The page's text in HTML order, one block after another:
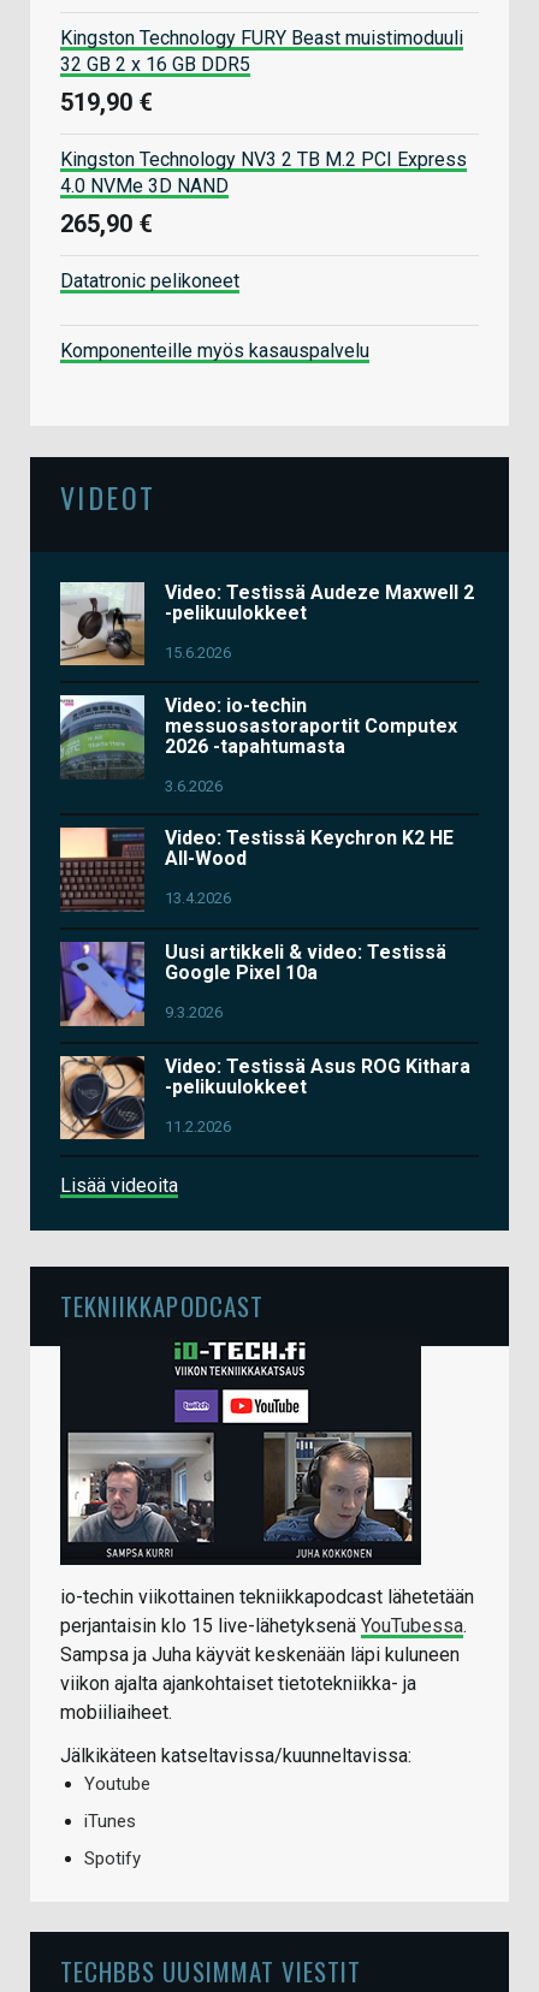
Kingston Technology FURY Beast muistimoduuli
32 GB 2 x 16 GB DDR5
519,90 €
Kingston Technology NV3 2 TB M.2 PCI Express
4.0 NVMe 3D NAND
265,90 €
Datatronic pelikoneet
Komponenteille myös kasauspalvelu
VIDEOT
Video: Testissä Audeze Maxwell 2
-pelikuulokkeet
15.6.2026
Video: io-techin
messuosastoraportit Computex
2026 -tapahtumasta
3.6.2026
Video: Testissä Keychron K2 HE
All-Wood
13.4.2026
Uusi artikkeli & video: Testissä
Google Pixel 10a
9.3.2026
Video: Testissä Asus ROG Kithara
-pelikuulokkeet
11.2.2026
Lisää videoita
TEKNIIKKAPODCAST
io-techin viikottainen tekniikkapodcast lähetetään
perjantaisin klo 15 live-lähetyksenä YouTubessa.
Sampsa ja Juha käyvät keskenään läpi kuluneen
viikon ajalta ajankohtaiset tietotekniikka- ja
mobiiliaiheet.
Jälkikäteen katseltavissa/kuunneltavissa:
Youtube
iTunes
Spotify
TECHBBS UUSIMMAT VIESTIT